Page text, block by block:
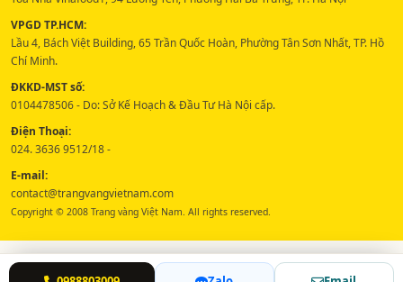
VPGD TP.HCM:
Lầu 4, Bách Việt Building, 65 Trần Quốc Hoàn, Phường Tân Sơn Nhất, TP. Hồ
Chí Minh.
ĐKKD-MST số:
0104478506 - Do: Sở Kế Hoạch & Đầu Tư Hà Nội cấp.
Điện Thoại:
024. 3636 9512/18 -
E-mail:
contact@trangvangvietnam.com
Copyright © 2008 Trang vàng Việt Nam. All rights reserved.